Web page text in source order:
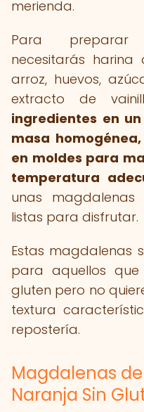
merienda.
Para preparar
necesitarás
arroz, huevos,
extracto de
ingredientes en
masa
en moldes para
temperatura
unas
listas para disfrutar.
Estas magdalenas
para aquellos que
gluten pero no
textura
repostería.
Magdalenas
Naranja Sin